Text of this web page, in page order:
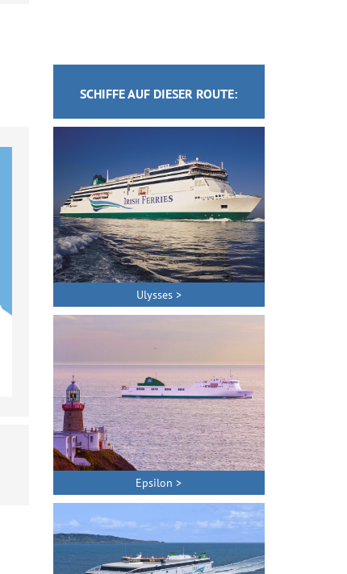
SCHIFFE AUF DIESER ROUTE:
Ulysses >
Epsilon >